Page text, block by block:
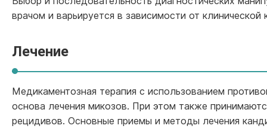
врачом и варьируется в зависимости от клинической
Лечение
Медикаментозная терапия с использованием
основа лечения микозов. При этом также
рецидивов. Основные приемы и методы лечения